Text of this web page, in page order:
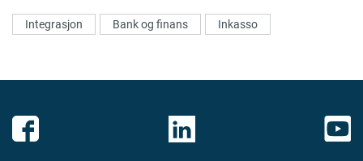
Integrasjon Bank og finans Inkasso